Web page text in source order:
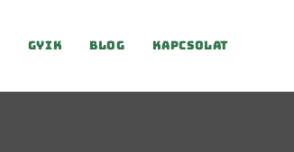
Gyik Blog Kapcsolat